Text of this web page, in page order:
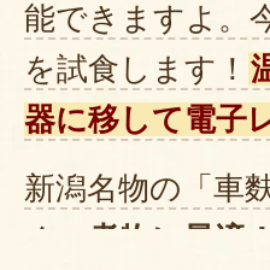
能できますよ。
を試食します！
器に移して電子
新潟名物の「車
く、
煮物に最適！